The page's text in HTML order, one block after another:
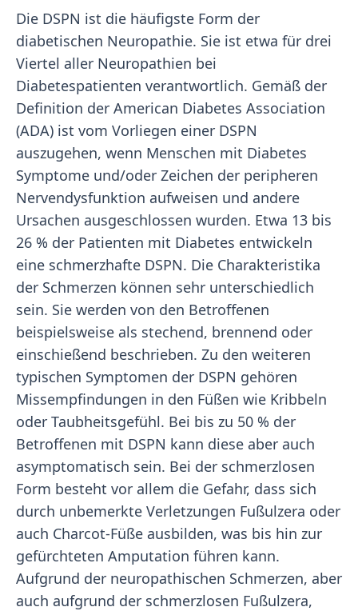
Die DSPN ist die häufigste Form der
diabetischen Neuropathie. Sie ist etwa für drei
Viertel aller Neuropathien bei
Diabetespatienten verantwortlich. Gemäß der
Definition der American Diabetes Association
(ADA) ist vom Vorliegen einer DSPN
auszugehen, wenn Menschen mit Diabetes
Symptome und/oder Zeichen der peripheren
Nervendysfunktion aufweisen und andere
Ursachen ausgeschlossen wurden. Etwa 13 bis
26 % der Patienten mit Diabetes entwickeln
eine schmerzhafte DSPN. Die Charakteristika
der Schmerzen können sehr unterschiedlich
sein. Sie werden von den Betroffenen
beispielsweise als stechend, brennend oder
einschießend beschrieben. Zu den weiteren
typischen Symptomen der DSPN gehören
Missempfindungen in den Füßen wie Kribbeln
oder Taubheitsgefühl. Bei bis zu 50 % der
Betroffenen mit DSPN kann diese aber auch
asymptomatisch sein. Bei der schmerzlosen
Form besteht vor allem die Gefahr, dass sich
durch unbemerkte Verletzungen Fußulzera oder
auch Charcot-Füße ausbilden, was bis hin zur
gefürchteten Amputation führen kann.
Aufgrund der neuropathischen Schmerzen, aber
auch aufgrund der schmerzlosen Fußulzera,